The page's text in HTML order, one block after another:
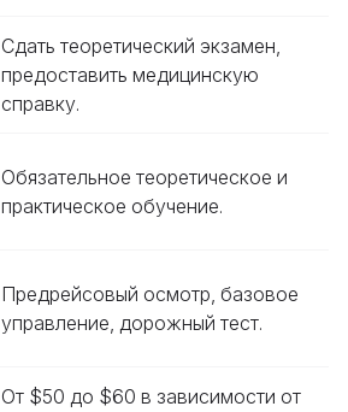
Сдать теоретический экзамен,
предоставить медицинскую
справку.
Обязательное теоретическое и
практическое обучение.
Предрейсовый осмотр, базовое
управление, дорожный тест.
От $50 до $60 в зависимости от